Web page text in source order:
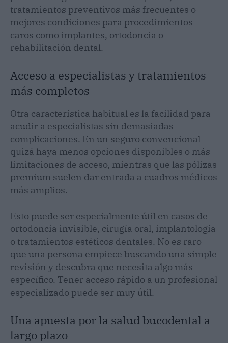
tratamientos preventivos más frecuentes o
mejores condiciones para procedimientos
caros como implantes, ortodoncia o
rehabilitación dental.
Acceso a especialistas y tratamientos
más completos
Otra característica habitual es la facilidad para
acudir a especialistas sin demasiadas
complicaciones. En un seguro convencional
quizá haya menos opciones disponibles o más
limitaciones de acceso, mientras que las pólizas
premium suelen dar entrada a cuadros médicos
más amplios.
Esto puede ser especialmente útil en casos de
ortodoncia invisible, cirugía oral, implantología
o tratamientos estéticos dentales. No es raro
que una persona empiece buscando una simple
revisión y descubra que necesita algo más
específico. Tener acceso rápido a un profesional
especializado puede ser muy útil.
Una apuesta por la salud bucodental a
largo plazo